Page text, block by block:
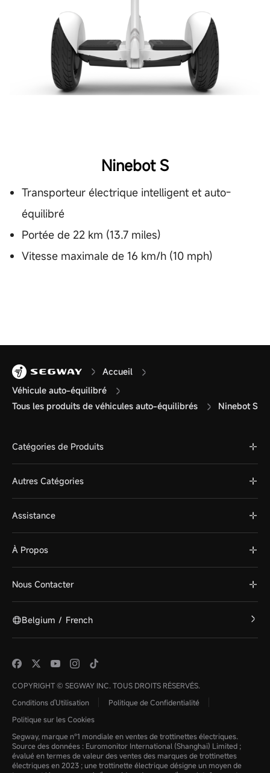
Ninebot S
Transporteur électrique intelligent et auto-
équilibré
Portée de 22 km (13.7 miles)
Vitesse maximale de 16 km/h (10 mph)
Accueil
Véhicule auto-équilibré
Tous les produits de véhicules auto-équilibrés
Ninebot S
Catégories de Produits
Autres Catégories
Assistance
À Propos
Nous Contacter
Belgium / French
COPYRIGHT © SEGWAY INC. TOUS DROITS RÉSERVÉS.
Conditions d'Utilisation
Politique de Confidentialité
Politique sur les Cookies
Segway, marque n°1 mondiale en ventes de trottinettes électriques.
Source des données : Euromonitor International (Shanghai) Limited ;
évalué en termes de valeur des ventes des marques de trottinettes
électriques en 2023 ; une trottinette électrique désigne un moyen de